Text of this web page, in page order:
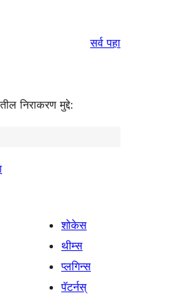
सर्वपुनरावलोकने
पहा
निराकरण मुद्दे:
शोकेस
थीम्स
प्लगिन्स
पॅटर्नस्